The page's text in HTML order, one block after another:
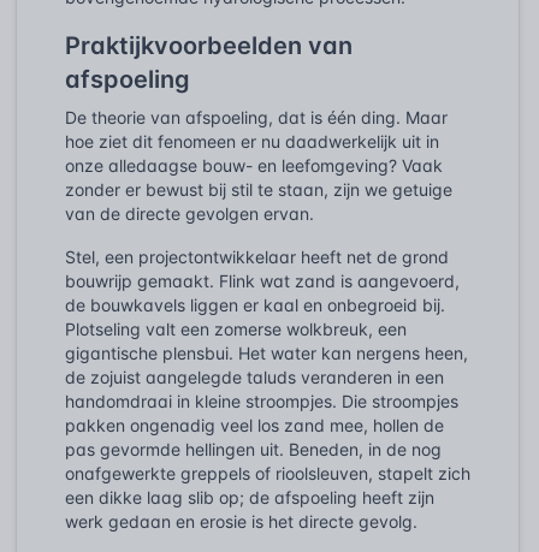
Praktijkvoorbeelden van
afspoeling
De theorie van afspoeling, dat is één ding. Maar
hoe ziet dit fenomeen er nu daadwerkelijk uit in
onze alledaagse bouw- en leefomgeving? Vaak
zonder er bewust bij stil te staan, zijn we getuige
van de directe gevolgen ervan.
Stel, een projectontwikkelaar heeft net de grond
bouwrijp gemaakt. Flink wat zand is aangevoerd,
de bouwkavels liggen er kaal en onbegroeid bij.
Plotseling valt een zomerse wolkbreuk, een
gigantische plensbui. Het water kan nergens heen,
de zojuist aangelegde taluds veranderen in een
handomdraai in kleine stroompjes. Die stroompjes
pakken ongenadig veel los zand mee, hollen de
pas gevormde hellingen uit. Beneden, in de nog
onafgewerkte greppels of rioolsleuven, stapelt zich
een dikke laag slib op; de afspoeling heeft zijn
werk gedaan en erosie is het directe gevolg.